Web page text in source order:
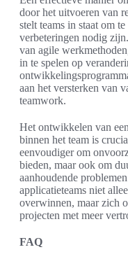
door het uitvoeren van
stelt teams in staat om
verbeteringen nodig
van agile
in te spelen op
aan het versterken van
teamwork.
Het ontwikkelen van
binnen het team is
eenvoudiger om
bieden, maar ook om
aanhoudende
applicatieteams niet
overwinnen, maar zich
projecten met meer
FAQ